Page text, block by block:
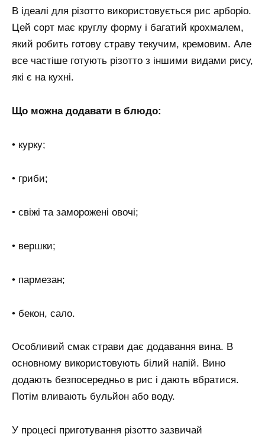
В ідеалі для різотто використовується рис арборіо.
Цей сорт має круглу форму і багатий крохмалем,
який робить готову страву текучим, кремовим. Але
все частіше готують різотто з іншими видами рису,
які є на кухні.
Що можна додавати в блюдо:
• курку;
• гриби;
• свіжі та заморожені овочі;
• вершки;
• пармезан;
• бекон, сало.
Особливий смак страви дає додавання вина. В
основному використовують білий напій. Вино
додають безпосередньо в рис і дають вбратися.
Потім вливають бульйон або воду.
У процесі приготування різотто зазвичай